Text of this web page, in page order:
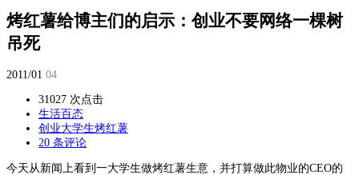
烤红薯给博主们的启示：创业不要网络一棵树
吊死
2011/01 04
31027 次点击
生活百态
创业大学生烤红薯
20 条评论
今天从新闻上看到一大学生做烤红薯生意，并打算做此物业的CEO的